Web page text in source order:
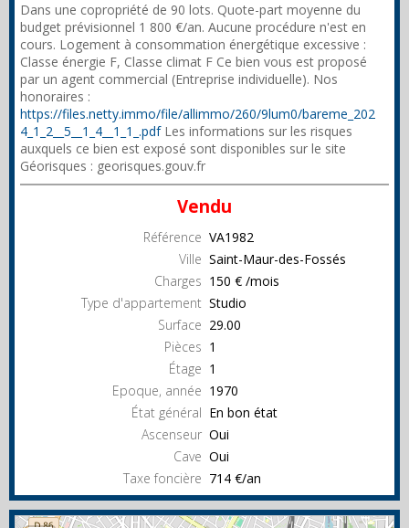
Dans une copropriété de 90 lots. Quote-part moyenne du
budget prévisionnel 1 800 €/an. Aucune procédure n'est en
cours. Logement à consommation énergétique excessive :
Classe énergie F, Classe climat F Ce bien vous est proposé
par un agent commercial (Entreprise individuelle). Nos
honoraires :
https://files.netty.immo/file/allimmo/260/9lum0/bareme_202
4_1_2__5__1_4__1_1_.pdfLes informations sur les risques
auxquels ce bien est exposé sont disponibles sur le site
Géorisques : georisques.gouv.fr
Vendu
Référence VA1982
Ville Saint-Maur-des-Fossés
Charges 150 € /mois
Type d'appartement Studio
Surface 29.00
Pièces 1
Étage 1
Epoque, année 1970
État général En bon état
Ascenseur Oui
Cave Oui
Taxe foncière 714 €/an